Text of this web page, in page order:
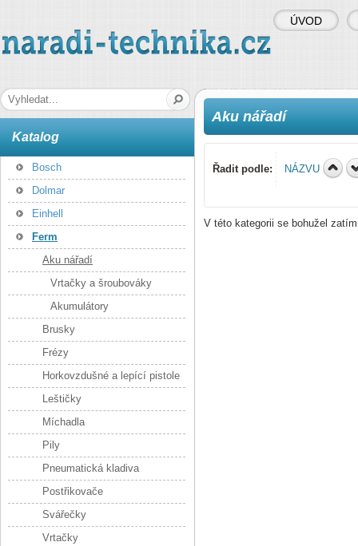
naradi-technika.cz
Aku nářadí
Řadit podle: NÁZVU
V této kategorii se bohužel
Katalog
Bosch
Dolmar
Einhell
Ferm
Aku nářadí
Vrtačky a šroubováky
Akumulátory
Brusky
Frézy
Horkovzdušné a lepící pistole
Leštičky
Míchadla
Pily
Pneumatická kladiva
Postřikovače
Svářečky
Vrtačky
ÚVOD
Hledaná fráze